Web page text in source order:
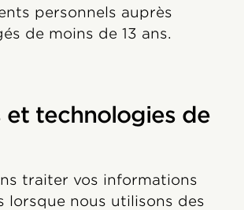
personnels auprès
de moins de 13 ans.
et technologies de
traiter vos informations
lorsque nous utilisons des